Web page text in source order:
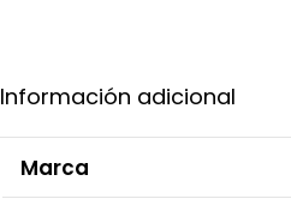
Información adicional
Marca